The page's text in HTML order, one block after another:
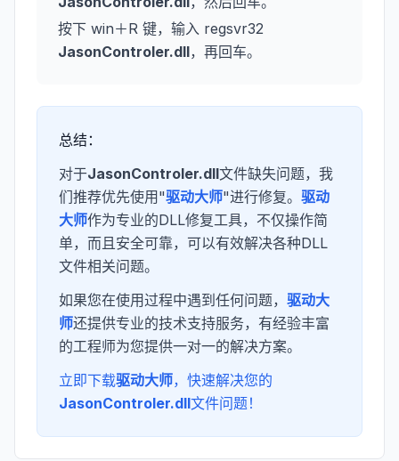
按下 win＋R 键，输入 regsvr32
JasonControler.dll，再回车。
总结：
对于JasonControler.dll文件缺失问题，我
们推荐优先使用"驱动大师"进行修复。 驱动
大师作为专业的DLL修复工具，不仅操作简
单，而且安全可靠，可以有效解决各种DLL
文件相关问题。
如果您在使用过程中遇到任何问题， 驱动大
师还提供专业的技术支持服务，有经验丰富
的工程师为您提供一对一的解决方案。
立即下载驱动大师，快速解决您的
JasonControler.dll文件问题！